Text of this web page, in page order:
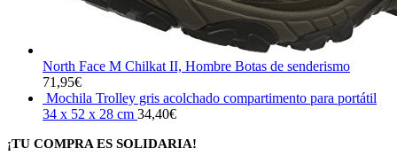
North Face M Chilkat II, Hombre Botas de senderismo
71,95€
Mochila Trolley gris acolchado compartimento para portátil
34 x 52 x 28 cm 34,40€
¡TU COMPRA ES SOLIDARIA!